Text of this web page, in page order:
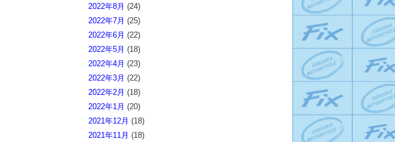
2022年8月 (24)
2022年7月 (25)
2022年6月 (22)
2022年5月 (18)
2022年4月 (23)
2022年3月 (22)
2022年2月 (18)
2022年1月 (20)
2021年12月 (18)
2021年11月 (18)